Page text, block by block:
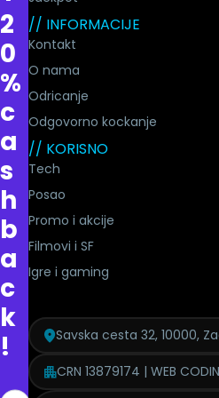
2
0
%
c
a
s
h
b
a
c
k
!
// INFORMACIJE
Kontakt
O nama
Odricanje
Odgovorno kockanje
// KORISNO
Tech
Posao
Promo i akcije
Filmovi i SF
Igre i gaming
Savska cesta 32, 10000,
CRN 13879174 | WEB